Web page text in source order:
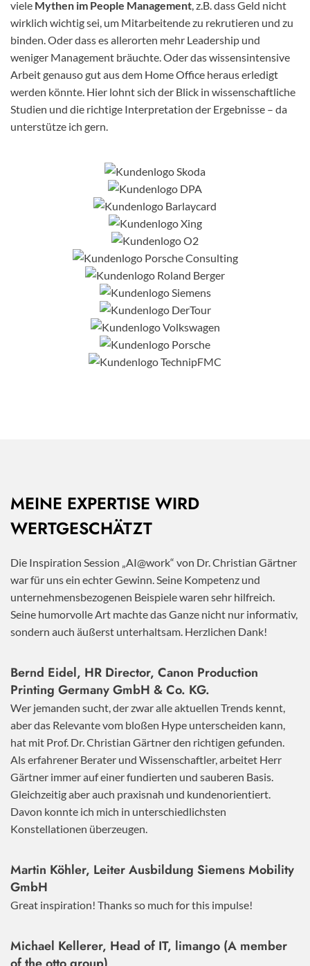
viele Mythen im People Management, z.B. dass Geld nicht
wirklich wichtig sei, um Mitarbeitende zu rekrutieren und zu
binden. Oder dass es allerorten mehr Leadership und
weniger Management bräuchte. Oder das wissensintensive
Arbeit genauso gut aus dem Home Office heraus erledigt
werden könnte. Hier lohnt sich der Blick in wissenschaftliche
Studien und die richtige Interpretation der Ergebnisse – da
unterstütze ich gern.
MEINE EXPERTISE WIRD
WERTGESCHÄTZT
Die Inspiration Session „AI@work“ von Dr. Christian Gärtner
war für uns ein echter Gewinn. Seine Kompetenz und
unternehmensbezogenen Beispiele waren sehr hilfreich.
Seine humorvolle Art machte das Ganze nicht nur informativ,
sondern auch äußerst unterhaltsam. Herzlichen Dank!
Bernd Eidel, HR Director, Canon Production
Printing Germany GmbH & Co. KG.
Wer jemanden sucht, der zwar alle aktuellen Trends kennt,
aber das Relevante vom bloßen Hype unterscheiden kann,
hat mit Prof. Dr. Christian Gärtner den richtigen gefunden.
Als erfahrener Berater und Wissenschaftler, arbeitet Herr
Gärtner immer auf einer fundierten und sauberen Basis.
Gleichzeitig aber auch praxisnah und kundenorientiert.
Davon konnte ich mich in unterschiedlichsten
Konstellationen überzeugen.
Martin Köhler, Leiter Ausbildung Siemens Mobility
GmbH
Great inspiration! Thanks so much for this impulse!
Michael Kellerer, Head of IT, limango (A member